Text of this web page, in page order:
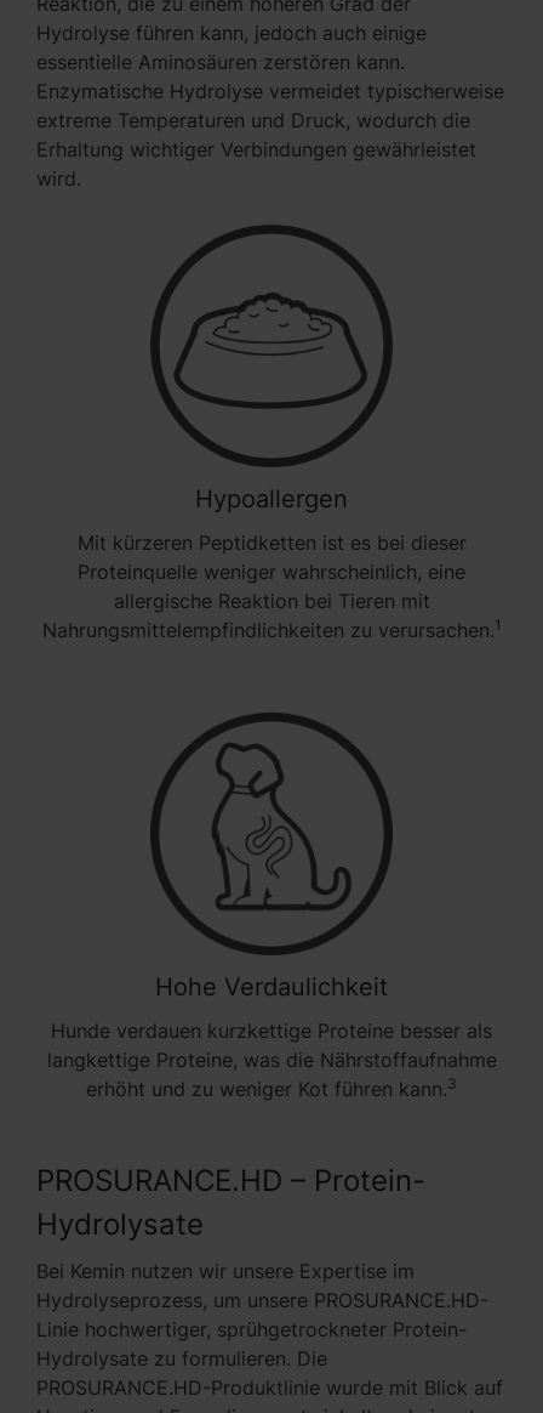
Hydrolyse führen kann, jedoch auch einige
essentielle Aminosäuren zerstören kann.
Enzymatische Hydrolyse vermeidet typischerweise
extreme Temperaturen und Druck, wodurch die
Erhaltung wichtiger Verbindungen gewährleistet
wird.
Hypoallergen
Mit kürzeren Peptidketten ist es bei dieser
Proteinquelle weniger wahrscheinlich, eine
allergische Reaktion bei Tieren mit
Nahrungsmittelempfindlichkeiten zu verursachen.1
Hohe Verdaulichkeit
Hunde verdauen kurzkettige Proteine besser als
langkettige Proteine, was die Nährstoffaufnahme
erhöht und zu weniger Kot führen kann.3
PROSURANCE.HD – Protein-
Hydrolysate
Bei Kemin nutzen wir unsere Expertise im
Hydrolyseprozess, um unsere PROSURANCE.HD-
Linie hochwertiger, sprühgetrockneter Protein-
Hydrolysate zu formulieren. Die
PROSURANCE.HD-Produktlinie wurde mit Blick auf